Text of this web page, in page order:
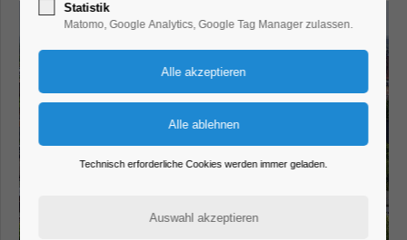
Statistik
Matomo, Google Analytics, Google Tag Manager zulassen.
Technisch erforderliche Cookies werden immer geladen.